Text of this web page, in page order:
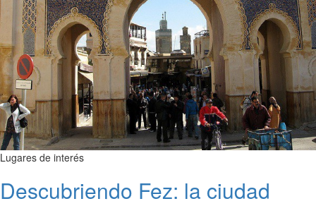
Lugares de interés
Descubriendo Fez: la ciudad